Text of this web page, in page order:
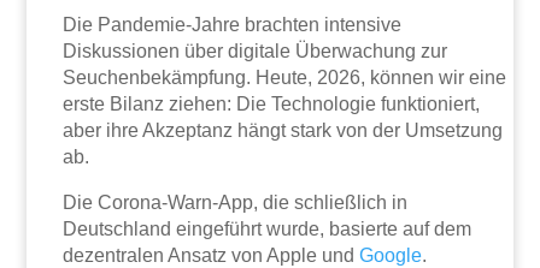
Die Pandemie-Jahre brachten intensive
Diskussionen über digitale Überwachung zur
Seuchenbekämpfung. Heute, 2026, können wir eine
erste Bilanz ziehen: Die Technologie funktioniert,
aber ihre Akzeptanz hängt stark von der Umsetzung
ab.
Die Corona-Warn-App, die schließlich in
Deutschland eingeführt wurde, basierte auf dem
dezentralen Ansatz von Apple undGoogle.